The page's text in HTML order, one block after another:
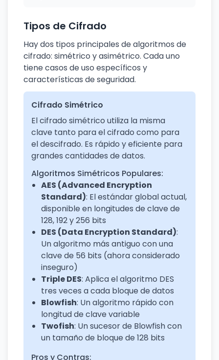
Tipos de Cifrado
Hay dos tipos principales de algoritmos de
cifrado: simétrico y asimétrico. Cada uno
tiene casos de uso específicos y
características de seguridad.
Cifrado Simétrico
El cifrado simétrico utiliza la misma
clave tanto para el cifrado como para
el descifrado. Es rápido y eficiente para
grandes cantidades de datos.
Algoritmos Simétricos Populares:
AES (Advanced Encryption
Standard): El estándar global actual,
disponible en longitudes de clave de
128, 192 y 256 bits
DES (Data Encryption Standard):
Un algoritmo más antiguo con una
clave de 56 bits (ahora considerado
inseguro)
Triple DES: Aplica el algoritmo DES
tres veces a cada bloque de datos
Blowfish: Un algoritmo rápido con
longitud de clave variable
Twofish: Un sucesor de Blowfish con
un tamaño de bloque de 128 bits
Pros y Contras: